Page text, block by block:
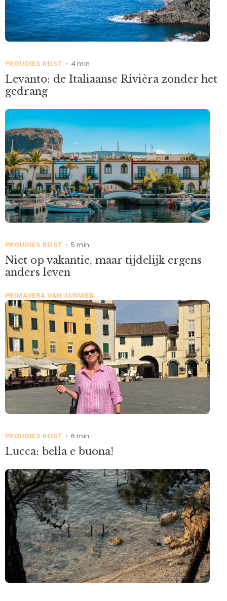
PROUDIES REIST • 4 min
Levanto: de Italiaanse Rivièra zonder het
gedrang
PROUDIES REIST • 5 min
Niet op vakantie, maar tijdelijk ergens
anders leven
PRIMAVERA VAN SUNWEB
PROUDIES REIST • 6 min
Lucca: bella e buona!